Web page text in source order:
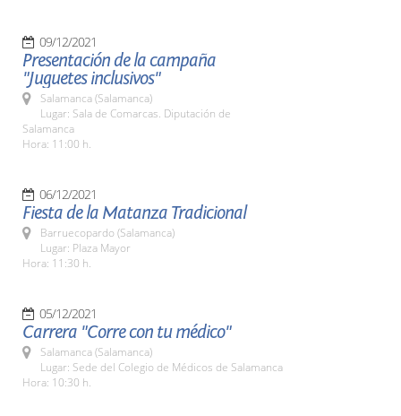
09/12/2021
Presentación de la campaña
"Juguetes inclusivos"
Salamanca (Salamanca)
Lugar: Sala de Comarcas. Diputación de
Salamanca
Hora: 11:00 h.
06/12/2021
Fiesta de la Matanza Tradicional
Barruecopardo (Salamanca)
Lugar: Plaza Mayor
Hora: 11:30 h.
05/12/2021
Carrera "Corre con tu médico"
Salamanca (Salamanca)
Lugar: Sede del Colegio de Médicos de Salamanca
Hora: 10:30 h.